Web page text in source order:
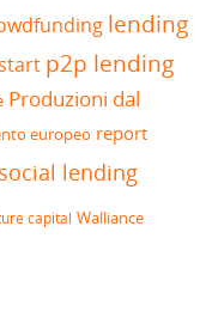
lending
p2p lending
Produzioni dal
europeo report
social lending
capital Walliance